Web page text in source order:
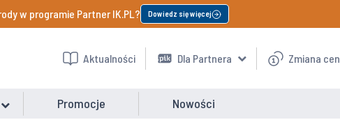
w programie Partner IK.PL? Dowiedz się więcej
Aktualności Dla Partnera Zmiana cen
Promocje Nowości